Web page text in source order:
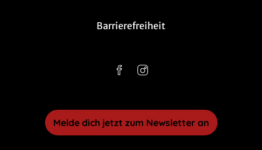
Barrierefreiheit
Melde dich jetzt zum Newsletter an